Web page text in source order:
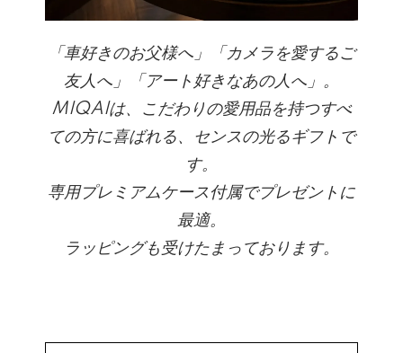
「車好きのお父様へ」「カメラを愛するご
友人へ」「アート好きなあの人へ」。
MIQAIは、こだわりの愛用品を持つすべ
ての方に喜ばれる、センスの光るギフトで
す。
専用プレミアムケース付属でプレゼントに
最適。
ラッピングも受けたまっております。